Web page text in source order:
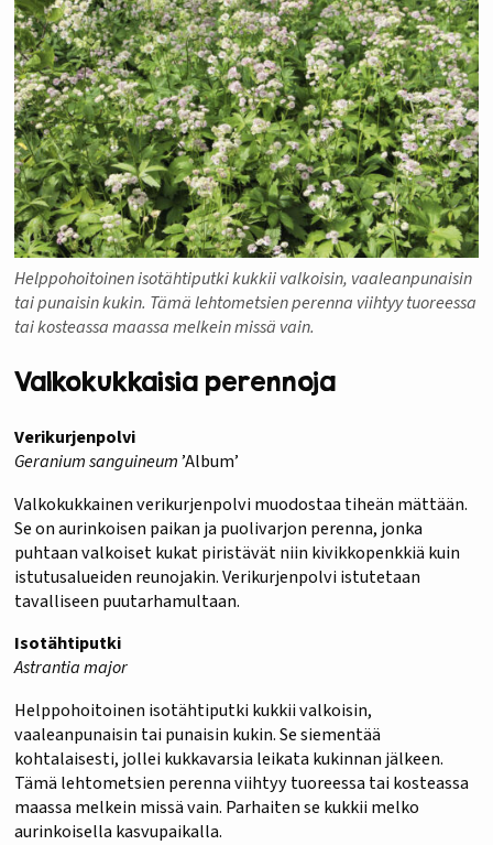
Helppohoitoinen isotähtiputki kukkii valkoisin, vaaleanpunaisin
tai punaisin kukin. Tämä lehtometsien perenna viihtyy tuoreessa
tai kosteassa maassa melkein missä vain.
Valkokukkaisia perennoja
Verikurjenpolvi
Geranium sanguineum’Album’
Valkokukkainen verikurjenpolvi muodostaa tiheän mättään.
Se on aurinkoisen paikan ja puolivarjon perenna, jonka
puhtaan valkoiset kukat piristävät niin kivikkopenkkiä kuin
istutusalueiden reunojakin. Verikurjenpolvi istutetaan
tavalliseen puutarhamultaan.
Isotähtiputki
Astrantia major
Helppohoitoinen isotähtiputki kukkii valkoisin,
vaaleanpunaisin tai punaisin kukin. Se siementää
kohtalaisesti, jollei kukkavarsia leikata kukinnan jälkeen.
Tämä lehtometsien perenna viihtyy tuoreessa tai kosteassa
maassa melkein missä vain. Parhaiten se kukkii melko
aurinkoisella kasvupaikalla.